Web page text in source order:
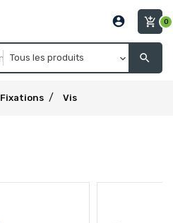
add_shopping_cart 0
account_circle
search
Fixations Vis